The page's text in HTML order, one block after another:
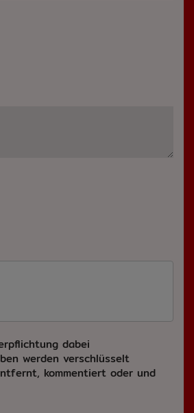
dabei
werden verschlüsselt
kommentiert oder und